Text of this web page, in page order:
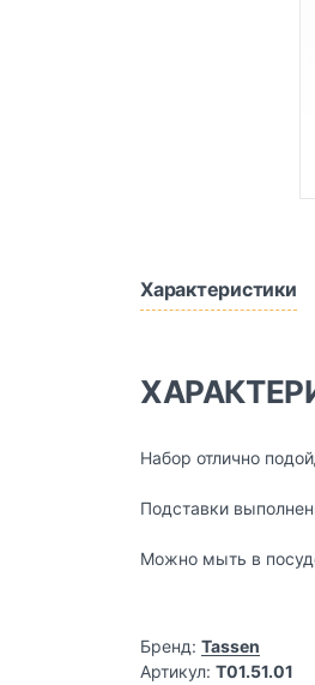
Характеристики
Набор отлично
Подставки
Можно мыть в
Бренд: Tassen
Артикул: T01.51.01